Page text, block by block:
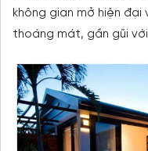
không gian mở hiện đại
thoáng mát, gần gũi